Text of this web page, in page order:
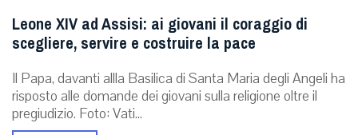
Leone XIV ad Assisi: ai giovani il coraggio di
scegliere, servire e costruire la pace
Il Papa, davanti allla Basilica di Santa Maria degli Angeli ha
risposto alle domande dei giovani sulla religione oltre il
pregiudizio. Foto: Vati...